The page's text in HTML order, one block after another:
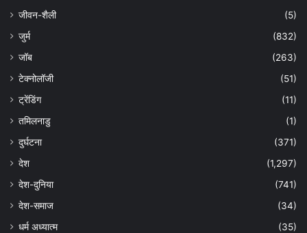
जीवन-शैली
(5)
जुर्म
(832)
जॉब
(263)
टेक्नोलॉजी
(51)
ट्रेंडिंग
(11)
तमिलनाडु
(1)
दुर्घटना
(371)
देश
(1,297)
देश-दुनिया
(741)
देश-समाज
(34)
धर्म अध्यात्म
(35)